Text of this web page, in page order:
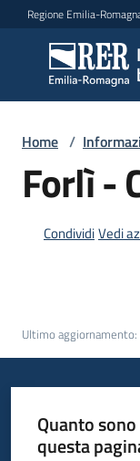
Vai al contenuto
Vai alla navigazione
Vai al footer
Regione Emilia-
e
Centri
per
Home /
Forlì -
CondividiVedi
Ultimo aggiornamento:
Quanto
questa